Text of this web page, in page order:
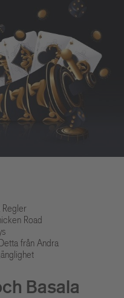
Regler
Road
från Andra
Basala